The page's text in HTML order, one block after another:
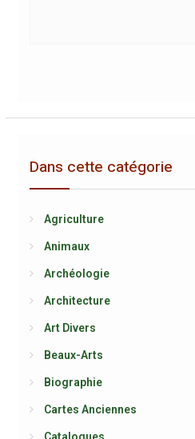
Dans cette catégorie
Agriculture
Animaux
Archéologie
Architecture
Art Divers
Beaux-Arts
Biographie
Cartes Anciennes